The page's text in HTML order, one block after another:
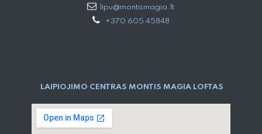
lipu@montismagia.lt
+370 605 45848
LAIPIOJIMO CENTRAS MONTIS MAGIA LOFTAS